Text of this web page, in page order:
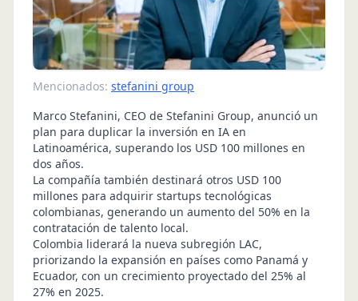
Mencionados: stefanini group
Marco Stefanini, CEO de Stefanini Group, anunció un
plan para duplicar la inversión en IA en
Latinoamérica, superando los USD 100 millones en
dos años.
La compañía también destinará otros USD 100
millones para adquirir startups tecnológicas
colombianas, generando un aumento del 50% en la
contratación de talento local.
Colombia liderará la nueva subregión LAC,
priorizando la expansión en países como Panamá y
Ecuador, con un crecimiento proyectado del 25% al
27% en 2025.